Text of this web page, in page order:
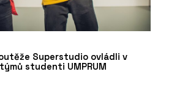
Superstudio ovládli v
studenti UMPRUM